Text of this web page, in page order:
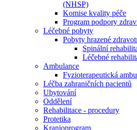
(NHSP)
Komise kvality péče
Program podpory
Léčebné pobyty
Pobyty hrazené
Spinální
Léčebné
Ambulance
Fyzioterapeutická
Léčba zahraničních pacientů
Ubytování
Oddělení
Rehabilitace - procedury
Protetika
Kranioprogram